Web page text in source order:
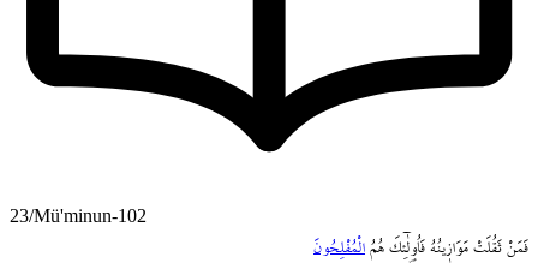
23/Mü'minun-102
فَمَنْ ثَقُلَتْ مَوَاز۪ينُهُ فَاُو۬لٰٓئِكَ هُمُ الْمُفْلِحُونَ